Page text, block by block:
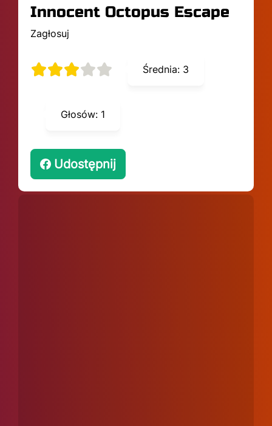
Innocent Octopus Escape
Zagłosuj
Średnia: 3
Głosów: 1
Udostępnij